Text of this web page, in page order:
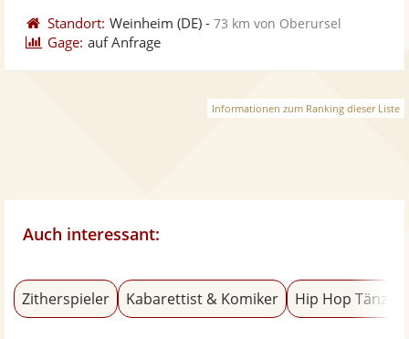
Standort: Weinheim (DE) -73 km von Oberursel
Gage: auf Anfrage
Informationen zum Ranking dieser Liste
Auch interessant:
Zitherspieler Kabarettist & Komiker Hip Hop Tänzer